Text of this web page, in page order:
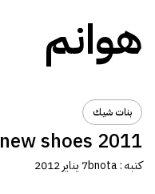
هوانم
بنات شيك
new shoes 2011
كتبه :bnota7 يناير 2012